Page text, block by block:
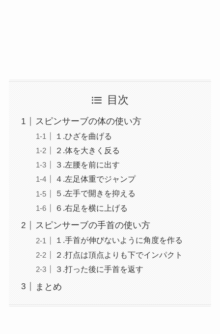
目次
スピンサーブの体の使い方
１.ひざを曲げる
２.体を大きく反る
３.左腰を前に出す
４.左足体重でジャンプ
５.左手で開きを抑える
６.右足を横に上げる
スピンサーブの手首の使い方
１.手首が伸びないように角度を作る
２.打点は頂点よりも下でインパクト
３.打った後に手首を返す
まとめ